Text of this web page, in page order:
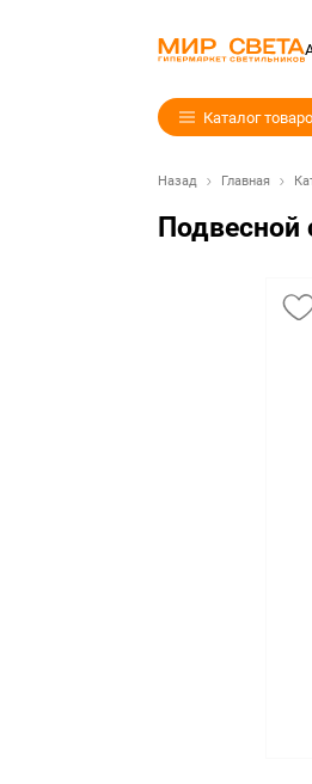
Каталог
Назад Главная
Подвесной